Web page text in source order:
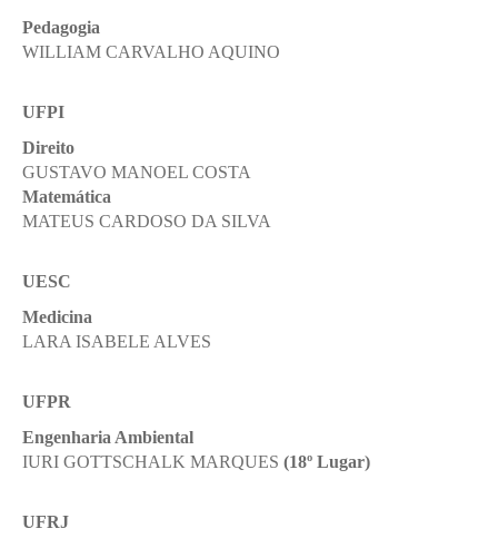
Pedagogia
WILLIAM CARVALHO AQUINO
UFPI
Direito
GUSTAVO MANOEL COSTA
Matemática
MATEUS CARDOSO DA SILVA
UESC
Medicina
LARA ISABELE ALVES
UFPR
Engenharia Ambiental
IURI GOTTSCHALK MARQUES (18º Lugar)
UFRJ